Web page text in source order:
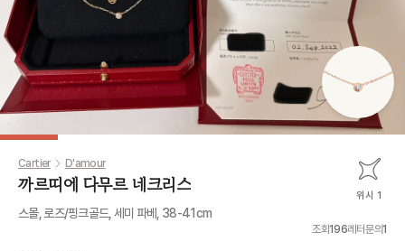
Cartier D'amour
까르띠에 다무르 네크리스 위시 1
스몰, 로즈/핑크골드, 세미 파베, 38-41cm
조회196레터문의1